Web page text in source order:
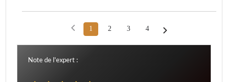
1 2 3 4
Note de l'expert :